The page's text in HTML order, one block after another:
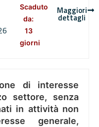
Scaduto
da:
13
giorni
Maggiori
dettagli
di interesse
settore, senza
in attività non
generale,